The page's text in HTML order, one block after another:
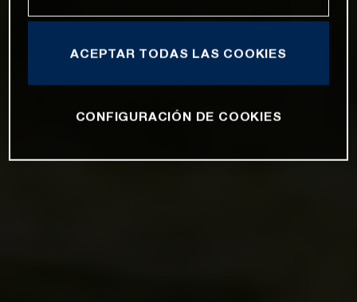
ACEPTAR TODAS LAS COOKIES
CONFIGURACIÓN DE COOKIES